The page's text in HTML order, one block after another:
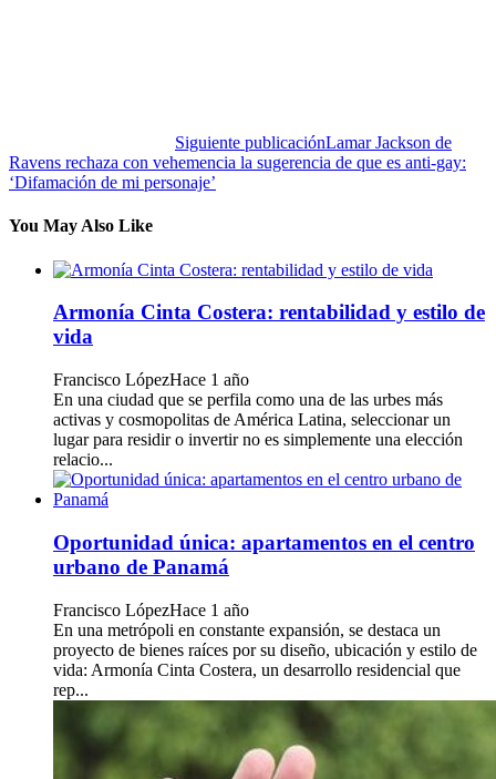
Siguiente publicaciónLamar Jackson de
Ravens rechaza con vehemencia la sugerencia de que es anti-gay:
‘Difamación de mi personaje’
You May Also Like
Armonía Cinta Costera: rentabilidad y estilo de
vida
Francisco LópezHace 1 año
En una ciudad que se perfila como una de las urbes más
activas y cosmopolitas de América Latina, seleccionar un
lugar para residir o invertir no es simplemente una elección
relacio...
Oportunidad única: apartamentos en el centro
urbano de Panamá
Francisco LópezHace 1 año
En una metrópoli en constante expansión, se destaca un
proyecto de bienes raíces por su diseño, ubicación y estilo de
vida: Armonía Cinta Costera, un desarrollo residencial que
rep...